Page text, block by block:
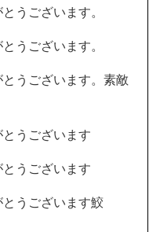
うございます。
うございます。
うございます。素敵
うございます
うございます
うございます鮫